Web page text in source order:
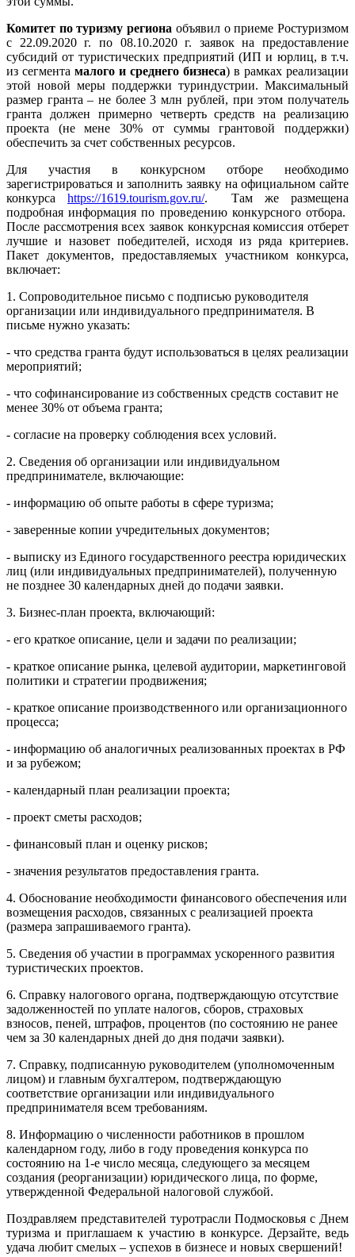
Комитет по туризму региона объявил о приеме Ростуризмом
с 22.09.2020 г. по 08.10.2020 г. заявок на предоставление
субсидий от туристических предприятий (ИП и юрлиц, в т.ч.
из сегмента малого и среднего бизнеса) в рамках реализации
этой новой меры поддержки туриндустрии. Максимальный
размер гранта – не более 3 млн рублей, при этом получатель
гранта должен примерно четверть средств на реализацию
проекта (не мене 30% от суммы грантовой поддержки)
обеспечить за счет собственных ресурсов.
Для участия в конкурсном отборе необходимо
зарегистрироваться и заполнить заявку на официальном сайте
конкурса https://1619.tourism.gov.ru/. Там же размещена
подробная информация по проведению конкурсного отбора.
После рассмотрения всех заявок конкурсная комиссия отберет
лучшие и назовет победителей, исходя из ряда критериев.
Пакет документов, предоставляемых участником конкурса,
включает:
1. Сопроводительное письмо с подписью руководителя
организации или индивидуального предпринимателя. В
письме нужно указать:
- что средства гранта будут использоваться в целях реализации
мероприятий;
- что софинансирование из собственных средств составит не
менее 30% от объема гранта;
- согласие на проверку соблюдения всех условий.
2. Сведения об организации или индивидуальном
предпринимателе, включающие:
- информацию об опыте работы в сфере туризма;
- заверенные копии учредительных документов;
- выписку из Единого государственного реестра юридических
лиц (или индивидуальных предпринимателей), полученную
не позднее 30 календарных дней до подачи заявки.
3. Бизнес-план проекта, включающий:
- его краткое описание, цели и задачи по реализации;
- краткое описание рынка, целевой аудитории, маркетинговой
политики и стратегии продвижения;
- краткое описание производственного или организационного
процесса;
- информацию об аналогичных реализованных проектах в РФ
и за рубежом;
- календарный план реализации проекта;
- проект сметы расходов;
- финансовый план и оценку рисков;
- значения результатов предоставления гранта.
4. Обоснование необходимости финансового обеспечения или
возмещения расходов, связанных с реализацией проекта
(размера запрашиваемого гранта).
5. Сведения об участии в программах ускоренного развития
туристических проектов.
6. Справку налогового органа, подтверждающую отсутствие
задолженностей по уплате налогов, сборов, страховых
взносов, пеней, штрафов, процентов (по состоянию не ранее
чем за 30 календарных дней до дня подачи заявки).
7. Справку, подписанную руководителем (уполномоченным
лицом) и главным бухгалтером, подтверждающую
соответствие организации или индивидуального
предпринимателя всем требованиям.
8. Информацию о численности работников в прошлом
календарном году, либо в году проведения конкурса по
состоянию на 1-е число месяца, следующего за месяцем
создания (реорганизации) юридического лица, по форме,
утвержденной Федеральной налоговой службой.
Поздравляем представителей туротрасли Подмосковья с Днем
туризма и приглашаем к участию в конкурсе. Дерзайте, ведь
удача любит смелых – успехов в бизнесе и новых свершений!